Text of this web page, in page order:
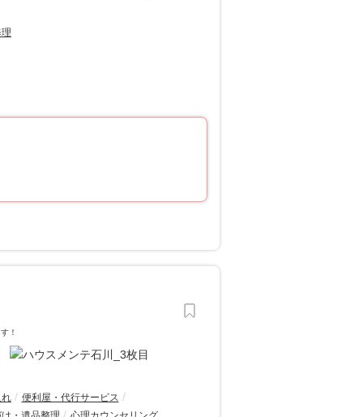
！
便利屋・代行サービス